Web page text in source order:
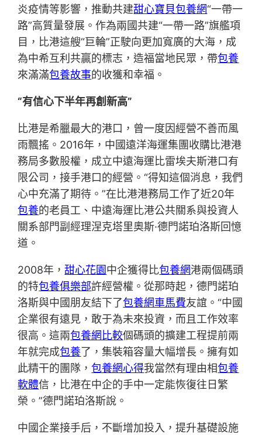
炎疫情等影響，推動共建甜心寶貝包養網“一帶一
路”高質量發展。作為兩國共建“一帶一路”旗艦項
目，比港這艘“巨輪”正駛向更加寬廣的大海，成
為中希互利共贏的標志，造福當地民眾，帶包養
來滿滿包養故事的收獲和幸福。
“有信心下半年再創新高”
比港是希臘最大的港口，曾一度因經營不善而風
雨飄搖。2016年，中國遠洋海運集團收購比港港
務局多數股權，成立中遠海運比雷埃夫斯港口有
限公司，接手港口的經營。“得知這個消息，我們
心中充滿了期待。”在比港港務局工作了近20年
包養的老員工、中遠海運比港公共關系與投資人
關系部門副經理涅克塔里奧斯·德門諾珀洛斯回憶
道。
2008年，甜心花園中企獲得比包養網港兩個碼頭
的特包養俱樂部許經營權。從那時起，德門諾珀
洛斯與中國朋友結下了包養網車馬費友誼。“中國
企業很有遠見，敢于為未來投資，而且工作效率
很高。這兩包養網比較個碼頭的擴建工程提前兩
年就完成包養了，集裝箱容量大幅增長。擁有如
此精干的團隊，包養網心得我當然有理由相包養
軟體信，比港在中企的手中一定能恢復往日繁
榮。”德門諾珀洛斯說。
中國企業接手后，不斷增加投入，提升基礎設施